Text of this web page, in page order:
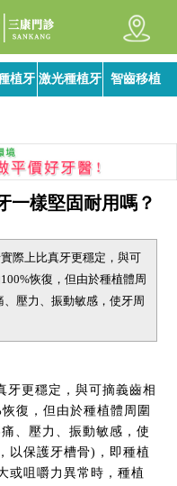
植牙 激光種植牙 智齒移植
樣堅固耐用嗎？
際上比真牙更穩定，與可
恢復，但由於種植體周
壓力、振動敏感，使牙周
牙更穩定，與可摘義齒相
復，但由於種植體周圍
、壓力、振動敏感，使
以保護牙槽骨)，即種植
或咀嚼力異常時，種植